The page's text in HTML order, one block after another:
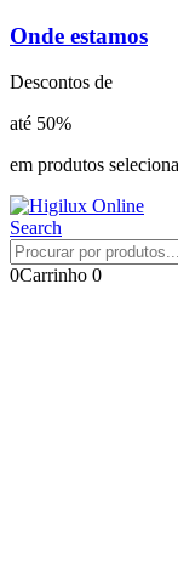
Onde estamos
Descontos de
até 50%
em produtos
Search
0Carrinho 0